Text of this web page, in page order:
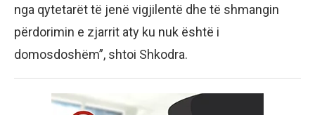
nga qytetarët të jenë vigjilentë dhe të shmangin
përdorimin e zjarrit aty ku nuk është i
domosdoshëm”, shtoi Shkodra.